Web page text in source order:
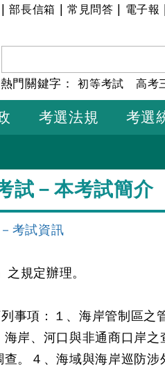
|部長信箱 常見問答 電子報
熱門關鍵字：初等考試 高考
考選法規 考選
試－本考試簡介
考試資訊
規定辦理。
事項：１、海岸管制區之
岸、河口與非通商口岸之
。４、海域與海岸巡防涉